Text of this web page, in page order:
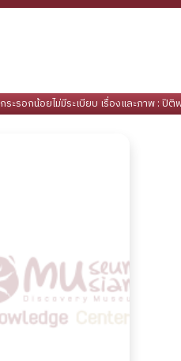
กระรอกน้อยไม่มีระเบียบ เรื่องและภาพ : ปิ